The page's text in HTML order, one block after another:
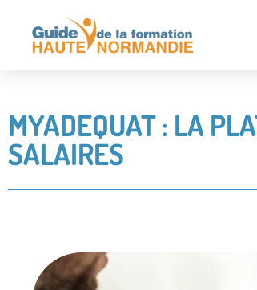
MYADEQUAT : LA
SALAIRES